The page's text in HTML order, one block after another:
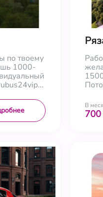
по твоему
1000-
В